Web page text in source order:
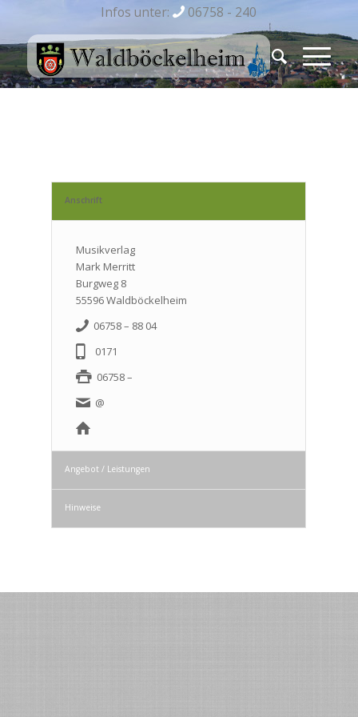
Infos unter: 06758 - 240
Anschrift
Musikverlag
Mark Merritt
Burgweg 8
55596 Waldböckelheim
06758 – 88 04
0171
06758 –
@
Angebot / Leistungen
Hinweise